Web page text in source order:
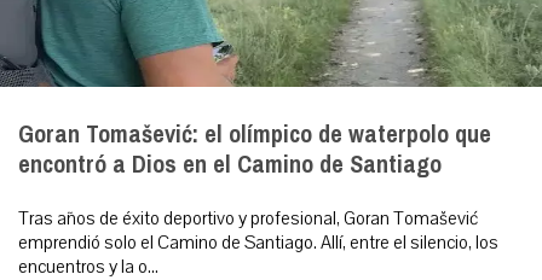
Goran Tomašević: el olímpico de waterpolo que
encontró a Dios en el Camino de Santiago
Tras años de éxito deportivo y profesional, Goran Tomašević
emprendió solo el Camino de Santiago. Allí, entre el silencio, los
encuentros y la o...